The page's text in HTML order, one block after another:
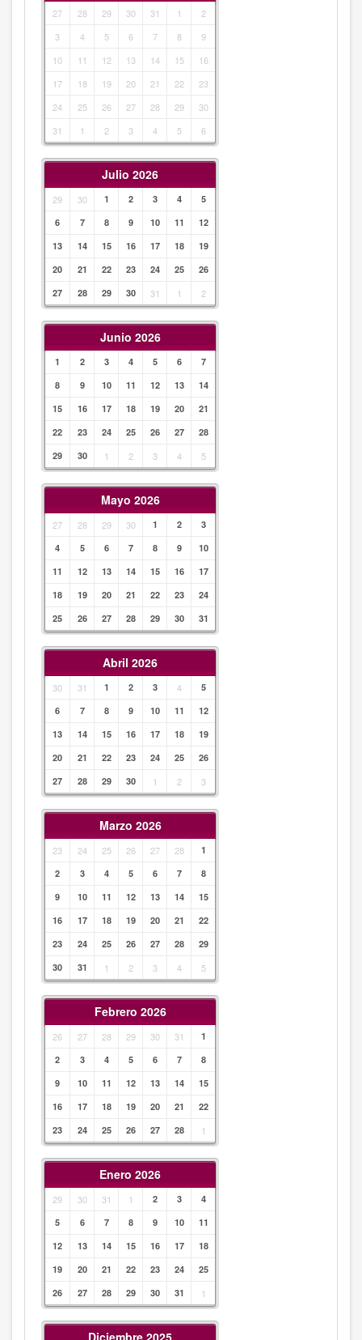
27 28 29 30 31 1
2
3
4 5 6 7 8
9
10
11 12 13 14 15
16
17
18 19 20 21 22
23
24
25 26 27 28 29
30
31
1 2 3 4 5 6
Julio 2026
29 30 1 2 3 4
5
6
7 8 9 10 11
12
13
14 15 16 17 18
19
20
21 22 23 24 25
26
27
28 29 30 31 1 2
Junio 2026
1 2 3 4 5 6
7
8
9 10 11 12 13
14
15
16 17 18 19 20
21
22
23 24 25 26 27
28
29
30 1 2 3 4 5
Mayo 2026
27 28 29 30 1 2
3
4
5 6 7 8 9
10
11
12 13 14 15 16
17
18
19 20 21 22 23
24
25
26 27 28 29 30 31
Abril 2026
30 31 1 2 3 4
5
6
7 8 9 10 11
12
13
14 15 16 17 18
19
20
21 22 23 24 25
26
27
28 29 30 1 2 3
Marzo 2026
23 24 25 26 27 28
1
2
3 4 5 6 7
8
9
10 11 12 13 14
15
16
17 18 19 20 21
22
23
24 25 26 27 28
29
30
31 1 2 3 4 5
Febrero 2026
26 27 28 29 30 31
1
2
3 4 5 6 7
8
9
10 11 12 13 14
15
16
17 18 19 20 21
22
23
24 25 26 27 28 1
Enero 2026
29 30 31 1 2 3
4
5
6 7 8 9 10
11
12
13 14 15 16 17
18
19
20 21 22 23 24
25
26
27 28 29 30 31 1